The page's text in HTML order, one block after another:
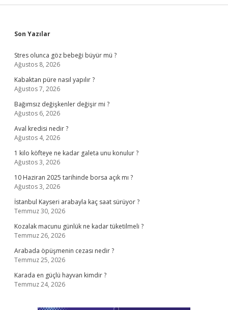
Sidebar
Son Yazılar
Stres olunca göz bebeği büyür mü ?
Ağustos 8, 2026
Kabaktan püre nasıl yapılır ?
Ağustos 7, 2026
Bağımsız değişkenler değişir mi ?
Ağustos 6, 2026
Aval kredisi nedir ?
Ağustos 4, 2026
1 kilo köfteye ne kadar galeta unu konulur ?
Ağustos 3, 2026
10 Haziran 2025 tarihinde borsa açık mı ?
Ağustos 3, 2026
İstanbul Kayseri arabayla kaç saat sürüyor ?
Temmuz 30, 2026
Kozalak macunu günlük ne kadar tüketilmeli ?
Temmuz 26, 2026
Arabada öpüşmenin cezası nedir ?
Temmuz 25, 2026
Karada en güçlü hayvan kimdir ?
Temmuz 24, 2026